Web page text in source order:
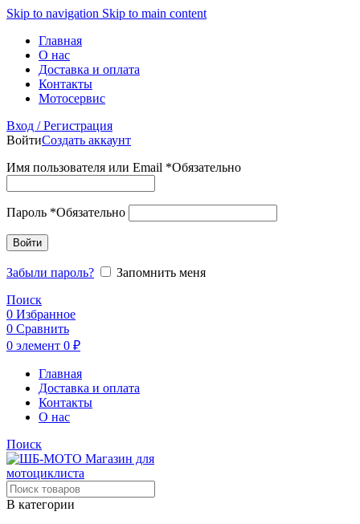
Skip to navigation Skip to main content
Главная
О нас
Доставка и оплата
Контакты
Мотосервис
Вход / Регистрация
ВойтиСоздать аккаунт
Имя пользователя или Email *Обязательно
Пароль *Обязательно
Войти
Забыли пароль?
Запомнить меня
Поиск
0 Избранное
0 Сравнить
0 элемент 0 ₽
Главная
Доставка и оплата
Контакты
О нас
Поиск
В категории